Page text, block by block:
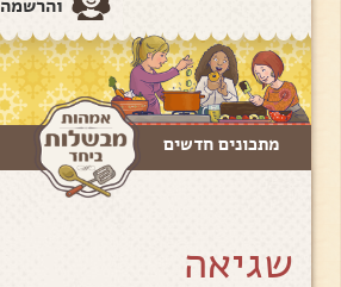
והרשמה
מתכונים חדשים
שגיאה